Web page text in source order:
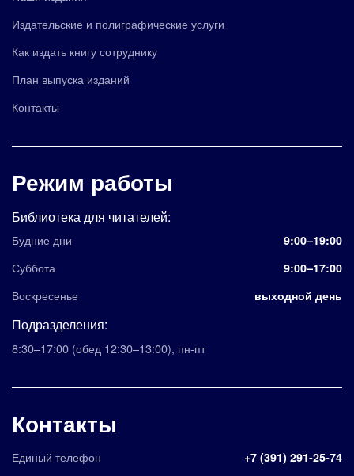
Издательские и полиграфические услуги
Как издать книгу сотруднику
План выпуска изданий
Контакты
Режим работы
Библиотека для читателей:
Будние дни 9:00–19:00
Суббота 9:00–17:00
Воскресенье выходной день
Подразделения:
8:30–17:00 (обед 12:30–13:00), пн-пт
Контакты
Единый телефон +7 (391) 291-25-74